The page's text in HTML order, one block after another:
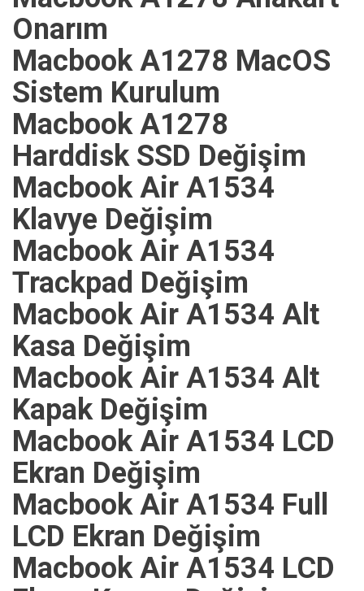
Onarım
Macbook A1278 MacOS
Sistem Kurulum
Macbook A1278
Harddisk SSD Değişim
Macbook Air A1534
Klavye Değişim
Macbook Air A1534
Trackpad Değişim
Macbook Air A1534 Alt
Kasa Değişim
Macbook Air A1534 Alt
Kapak Değişim
Macbook Air A1534 LCD
Ekran Değişim
Macbook Air A1534 Full
LCD Ekran Değişim
Macbook Air A1534 LCD